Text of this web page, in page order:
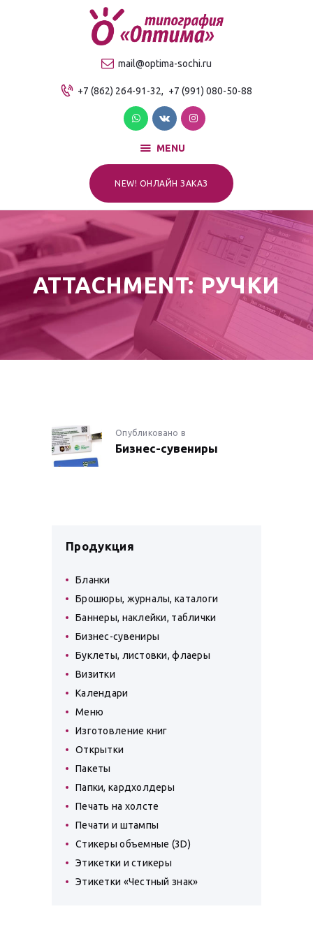
mail@optima-sochi.ru
+7 (862) 264-91-32, +7 (991) 080-50-88
MENU
NEW! ОНЛАЙН ЗАКАЗ
ATTACHMENT: РУЧКИ
Качественная типография в Сочи
О компании
Продукция
Услуги
Прайс-лист
Для клиентов
НАВИГАЦИЯ
ПО
Опубликовано вПредыдущая
запись:
Бизнес-сувениры
Продукция
Бланки
Брошюры, журналы, каталоги
Баннеры, наклейки, таблички
Бизнес-сувениры
Буклеты, листовки, флаеры
Визитки
Календари
Меню
Изготовление книг
Открытки
Пакеты
Папки, кардхолдеры
Печать на холсте
Печати и штампы
Стикеры объемные (3D)
Этикетки и стикеры
Этикетки «Честный знак»